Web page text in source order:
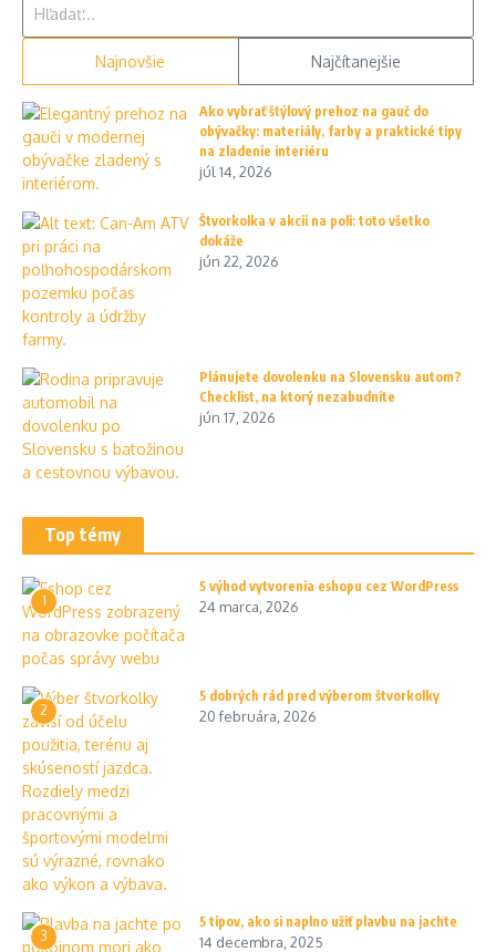
Najnovšie Najčítanejšie
Ako vybrať štýlový prehoz na gauč do
obývačky: materiály, farby a praktické tipy
na zladenie interiéru
júl 14, 2026
Štvorkolka v akcii na poli: toto všetko
dokáže
jún 22, 2026
Plánujete dovolenku na Slovensku autom?
Checklist, na ktorý nezabudnite
jún 17, 2026
Top témy
1
5 výhod vytvorenia eshopu cez WordPress
24 marca, 2026
2
5 dobrých rád pred výberom štvorkolky
20 februára, 2026
3
5 tipov, ako si naplno užiť plavbu na jachte
14 decembra, 2025